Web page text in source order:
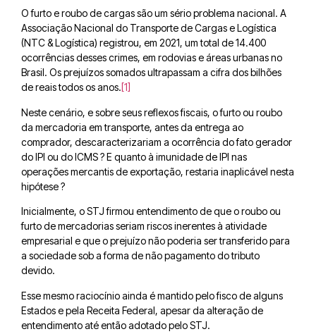
O furto e roubo de cargas são um sério problema nacional. A
Associação Nacional do Transporte de Cargas e Logística
(NTC & Logística) registrou, em 2021, um total de 14.400
ocorrências desses crimes, em rodovias e áreas urbanas no
Brasil. Os prejuízos somados ultrapassam a cifra dos bilhões
de reais todos os anos.[1]
Neste cenário, e sobre seus reflexos fiscais, o furto ou roubo
da mercadoria em transporte, antes da entrega ao
comprador, descaracterizariam a ocorrência do fato gerador
do IPI ou do ICMS ? E quanto à imunidade de IPI nas
operações mercantis de exportação, restaria inaplicável nesta
hipótese ?
Inicialmente, o STJ firmou entendimento de que o roubo ou
furto de mercadorias seriam riscos inerentes à atividade
empresarial e que o prejuízo não poderia ser transferido para
a sociedade sob a forma de não pagamento do tributo
devido.
Esse mesmo raciocínio ainda é mantido pelo fisco de alguns
Estados e pela Receita Federal, apesar da alteração de
entendimento até então adotado pelo STJ.